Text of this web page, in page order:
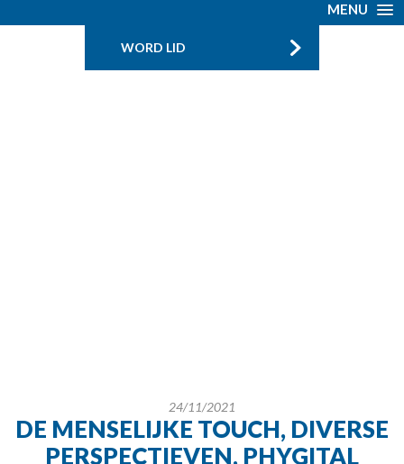
MENU
WORD LID
24/11/2021
DE MENSELIJKE TOUCH, DIVERSE
PERSPECTIEVEN, PHYGITAL